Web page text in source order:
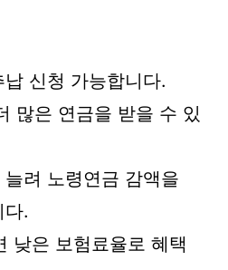
신청 가능합니다.
많은 연금을 받을 수 있
려 노령연금 감액을
다.
낮은 보험료율로 혜택